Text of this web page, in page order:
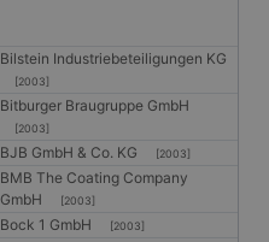
Bilstein Industriebeteiligungen KG
[2003]
Bitburger Braugruppe GmbH
[2003]
BJB GmbH & Co. KG [2003]
BMB The Coating Company
GmbH
[2003]
Bock 1 GmbH [2003]